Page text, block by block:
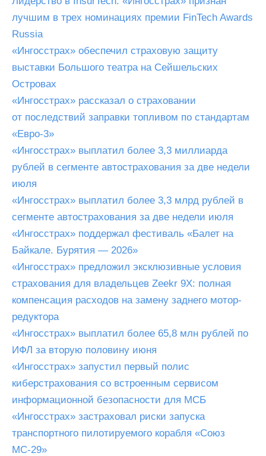
лучшим в трех номинациях премии FinTech Awards
Russia
«Ингосстрах» обеспечил страховую защиту
выставки Большого театра на Сейшельских
Островах
«Ингосстрах» рассказал о страховании
от последствий заправки топливом по стандартам
«Евро-3»
«Ингосстрах» выплатил более 3,3 миллиарда
рублей в сегменте автострахования за две недели
июля
«Ингосстрах» выплатил более 3,3 млрд рублей в
сегменте автострахования за две недели июля
«Ингосстрах» поддержал фестиваль «Балет на
Байкале. Бурятия — 2026»
«Ингосстрах» предложил эксклюзивные условия
страхования для владельцев Zeekr 9X: полная
компенсация расходов на замену заднего мотор-
редуктора
«Ингосстрах» выплатил более 65,8 млн рублей по
ИФЛ за вторую половину июня
«Ингосстрах» запустил первый полис
киберстрахования со встроенным сервисом
информационной безопасности для МСБ
«Ингосстрах» застраховал риски запуска
транспортного пилотируемого корабля «Союз
МС-29»